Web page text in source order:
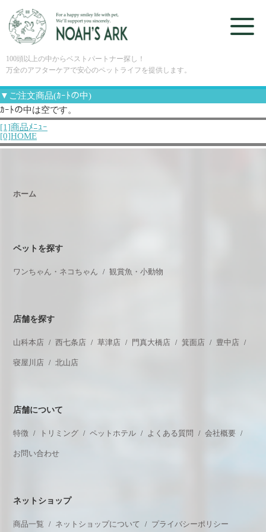
100頭以上の中からベストパートナー探し！
万全のアフターケアで安心のペットライフを提供します。
▼ご注文商品(ｶｰﾄの中)
ｶｰﾄの中は空です。
[1]商品ﾒﾆｭｰ
[0]HOME
ホーム
ペットを探す
ワンちゃん・ネコちゃん 観賞魚・小動物
店舗を探す
山科本店 西七条店 草津店 門真大橋店 箕面店 豊中店
寝屋川店 北山店
店舗について
特徴 トリミング ペットホテル よくある質問 会社概要
お問い合わせ
ネットショップ
商品一覧 ネットショップについて プライバシーポリシー